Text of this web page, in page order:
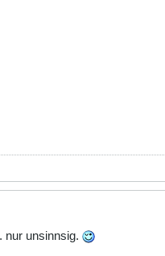
nur unsinnsig.